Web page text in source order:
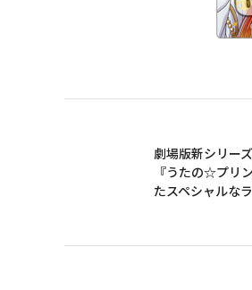
劇場版新シリー
『うたの☆プリ
たスペシャルな